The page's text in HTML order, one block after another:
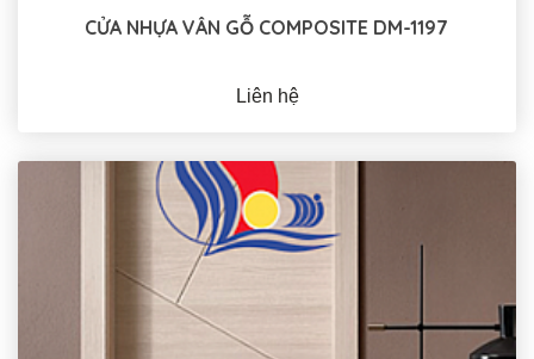
CỬA NHỰA VÂN GỖ COMPOSITE DM-1197
Liên hệ